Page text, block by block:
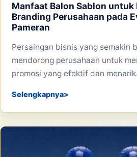
Manfaat Balon Sablon
Branding Perusahaan pada
Pameran
Persaingan bisnis yang semakin
mendorong perusahaan untuk
promosi yang efektif dan
Selengkapnya